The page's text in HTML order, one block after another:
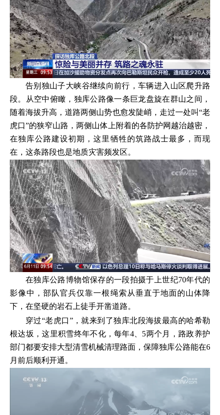
告别独山子大峡谷继续向前行，车辆进入山区爬升路
段。从空中俯瞰，独库公路像一条巨龙盘旋在群山之间，
随着海拔升高，道路两侧山势也愈发陡峭，走过一处叫“老
虎口”的狭窄山路，两侧山体上附着的各防护网越治越密，
在独库公路建设初期，这里牺牲的筑路战士最多，而现
在，这条路段也是地质灾害频发区。
在独库公路博物馆保存的一段拍摄于上世纪70年代的
影像中，部队官兵仅靠一根绳索从垂直于地面的山体降
下，在坚硬的岩石上徒手开凿道路。
穿过“老虎口”，就来到了独库北段海拔最高的哈希勒
根达坂，这里积雪终年不化，每年4、5两个月，路政养护
部门都要安排大型清雪机械清理路面，保障独库公路能在6
月前后顺利开通。